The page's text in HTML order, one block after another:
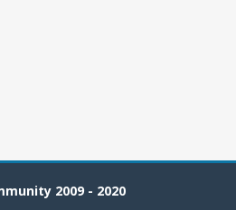
2009 - 2020